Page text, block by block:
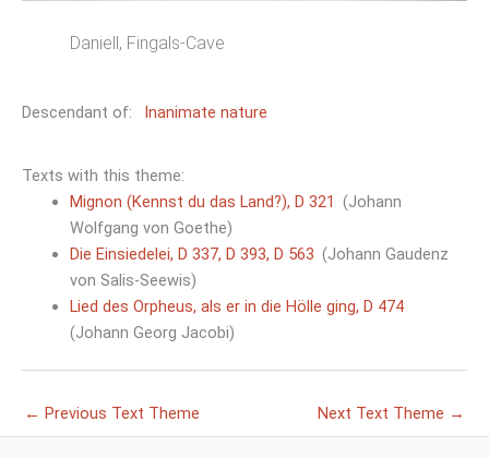
Daniell, Fingals-Cave
Descendant of: Inanimate nature
Texts with this theme:
Mignon (Kennst du das Land?), D 321 (Johann
Wolfgang von Goethe)
Die Einsiedelei, D 337, D 393, D 563 (Johann Gaudenz
von Salis-Seewis)
Lied des Orpheus, als er in die Hölle ging, D 474
(Johann Georg Jacobi)
← Previous Text Theme Next Text Theme →